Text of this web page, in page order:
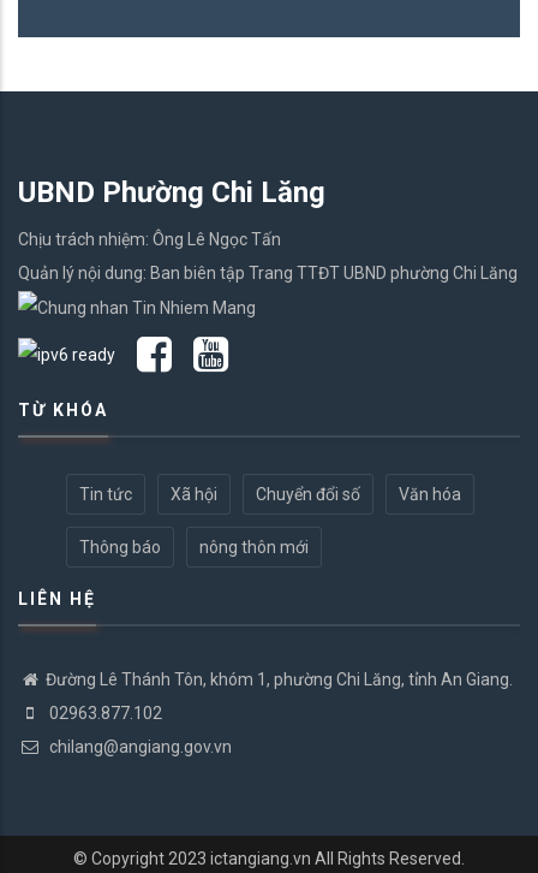
UBND Phường Chi Lăng
Chịu trách nhiệm: Ông Lê Ngọc Tấn
Quản lý nội dung: Ban biên tập Trang TTĐT UBND phường Chi Lăng
TỪ KHÓA
Tin tức Xã hội Chuyển đổi số Văn hóa
Thông báo nông thôn mới
LIÊN HỆ
Đường Lê Thánh Tôn, khóm 1, phường Chi Lăng, tỉnh An Giang.
02963.877.102
chilang@angiang.gov.vn
© Copyright 2023 ictangiang.vn All Rights Reserved.